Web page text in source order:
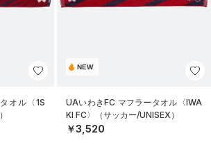
オル〈1S
NEW
UAいわきFC マフラータオル〈IWA
KI FC〉（サッカー/UNISEX）
￥3,520